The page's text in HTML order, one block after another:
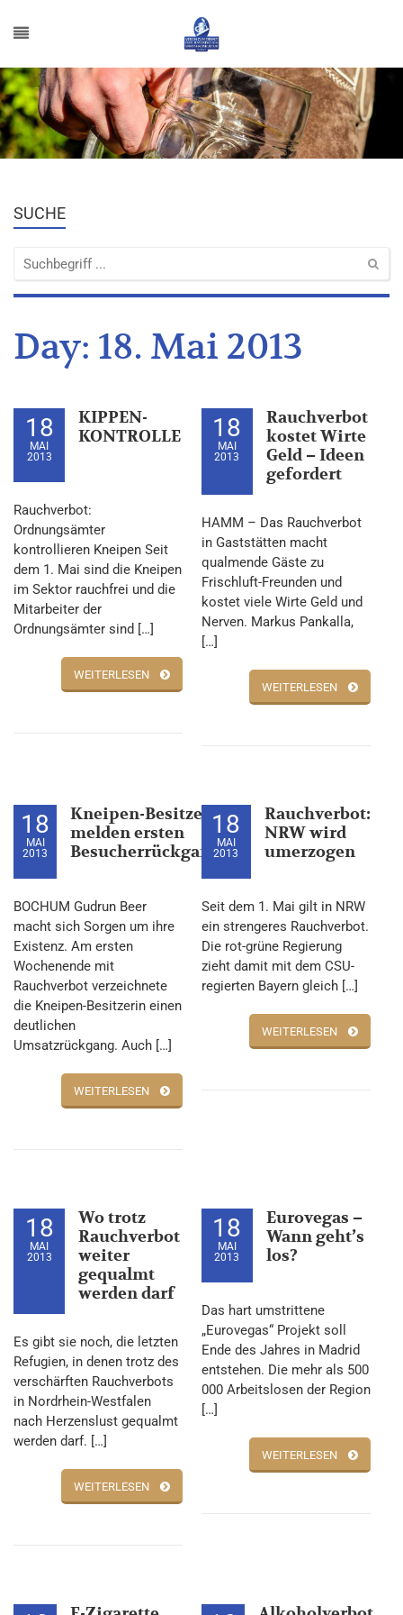
SUCHE
Day: 18. Mai 2013
18
MAI
2013
KIPPEN-
KONTROLLE
Rauchverbot:
Ordnungsämter
kontrollieren Kneipen Seit
dem 1. Mai sind die Kneipen
im Sektor rauchfrei und die
Mitarbeiter der
Ordnungsämter sind […]
WEITERLESEN
18
MAI
2013
Rauchverbot
kostet Wirte
Geld – Ideen
gefordert
HAMM – Das Rauchverbot
in Gaststätten macht
qualmende Gäste zu
Frischluft-Freunden und
kostet viele Wirte Geld und
Nerven. Markus Pankalla,
[…]
WEITERLESEN
18
MAI
2013
Kneipen-Besitzer
melden ersten
Besucherrückgang
BOCHUM Gudrun Beer
macht sich Sorgen um ihre
Existenz. Am ersten
Wochenende mit
Rauchverbot verzeichnete
die Kneipen-Besitzerin einen
deutlichen
Umsatzrückgang. Auch […]
WEITERLESEN
18
MAI
2013
Rauchverbot:
NRW wird
umerzogen
Seit dem 1. Mai gilt in NRW
ein strengeres Rauchverbot.
Die rot-grüne Regierung
zieht damit mit dem CSU-
regierten Bayern gleich […]
WEITERLESEN
18
MAI
2013
Wo trotz
Rauchverbot
weiter
gequalmt
werden darf
Es gibt sie noch, die letzten
Refugien, in denen trotz des
verschärften Rauchverbots
in Nordrhein-Westfalen
nach Herzenslust gequalmt
werden darf. […]
WEITERLESEN
18
MAI
2013
Eurovegas –
Wann geht’s
los?
Das hart umstrittene
„Eurovegas“ Projekt soll
Ende des Jahres in Madrid
entstehen. Die mehr als 500
000 Arbeitslosen der Region
[…]
WEITERLESEN